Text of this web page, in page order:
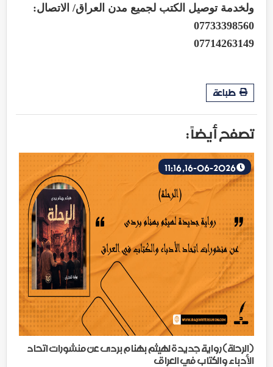
ولخدمة توصيل الكتب لجميع مدن العراق/ الاتصال:
07733398560
07714263149
طباعة
تصفح أيضاً :
(الرحلة) رواية جديدة لهيثم بهنام بردى عن منشورات اتحاد
الأدباء والكتاب في العراق